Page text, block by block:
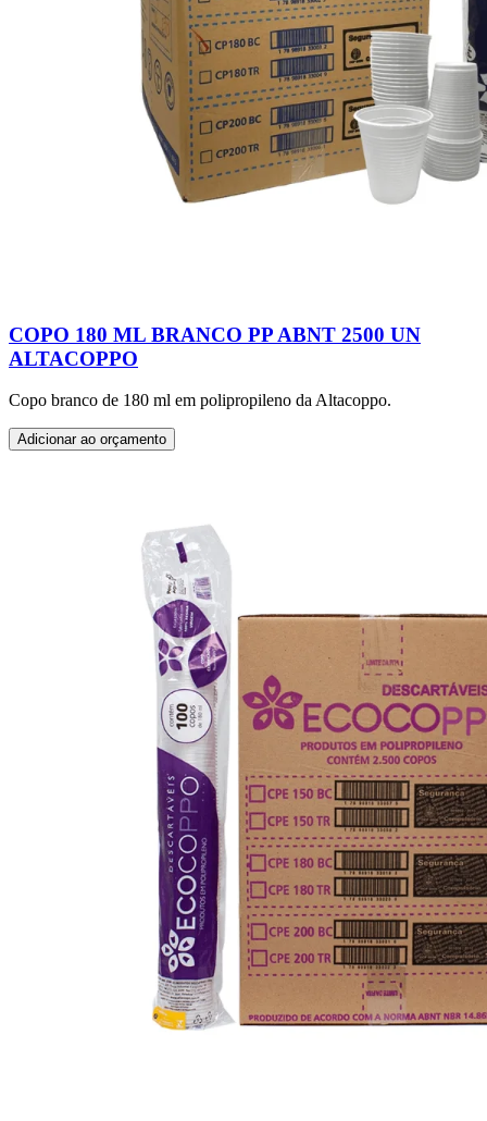
COPO 180 ML BRANCO PP ABNT 2500 UN
ALTACOPPO
Copo branco de 180 ml em polipropileno da Altacoppo.
Adicionar ao orçamento